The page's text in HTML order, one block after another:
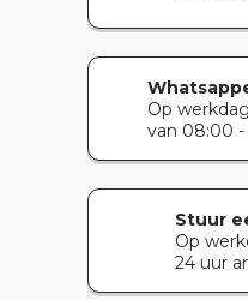
Op
van 08:00 -
Stuur
Op
24 uur